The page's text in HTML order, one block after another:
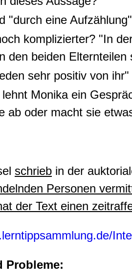
"durch eine
komplizierter? "In
den beiden Elternteilen
sehr positiv von
Monika ein
ab oder macht sie
schrieb in der
Personen
der Text einen
Probleme: